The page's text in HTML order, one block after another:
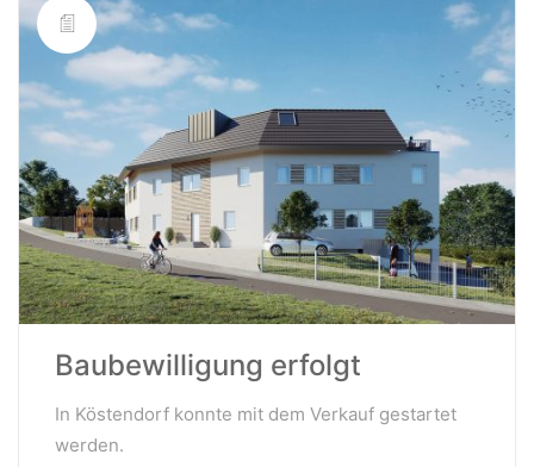
Baubewilligung erfolgt
In Köstendorf konnte mit dem Verkauf gestartet
werden.